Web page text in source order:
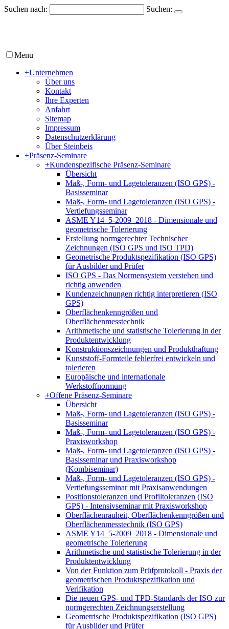
Suchen nach: Suchen:
Menu
+Unternehmen
Über uns
Kontakt
Ihre Experten
Anfahrt
Sitemap
Impressum
Datenschutzerklärung
Über Steinbeis
+Präsenz-Seminare
+Kundenspezifische Präsenz-Seminare
Übersicht
Maß-, Form- und Lagetoleranzen (ISO GPS) -
Basisseminar
Maß-, Form- und Lagetoleranzen (ISO GPS) -
Vertiefungsseminar
ASME Y14_5-2009_2018 - Dimensionale und
geometrische Tolerierung
Erstellung normgerechter Technischer
Zeichnungen (ISO GPS und ISO TPD)
Geometrische Produktspezifikation (ISO GPS)
für Ausbilder und Prüfer
ISO GPS - Das Normensystem verstehen und
richtig anwenden
Kundenzeichnungen richtig interpretieren (ISO
GPS)
Oberflächenkenngrößen und
Oberflächenmesstechnik
Arithmetische und statistische Tolerierung in der
Produktentwicklung
Konstruktionszeichnungen und Produkthaftung
Kunststoff-Formteile fehlerfrei entwickeln und
tolerieren
Europäische und internationale
Werkstoffnormung
+Offene Präsenz-Seminare
Übersicht
Maß-, Form- und Lagetoleranzen (ISO GPS) -
Basisseminar
Maß-, Form- und Lagetoleranzen (ISO GPS) -
Praxisworkshop
Maß-, Form- und Lagetoleranzen (ISO GPS) -
Basisseminar und Praxisworkshop
(Kombiseminar)
Maß-, Form- und Lagetoleranzen (ISO GPS) -
Vertiefungsseminar mit Praxisanwendungen
Positionstoleranzen und Profiltoleranzen (ISO
GPS) - Intensivseminar mit Praxisworkshop
Oberflächenrauheit, Oberflächenkenngrößen und
Oberflächenmesstechnik (ISO GPS)
ASME Y14_5-2009_2018 - Dimensionale und
geometrische Tolerierung
Arithmetische und statistische Tolerierung in der
Produktentwicklung
Von der Funktion zum Prüfprotokoll - Praxis der
geometrischen Produktspezifikation und
Verifikation
Die neuen GPS- und TPD-Standards der ISO zur
normgerechten Zeichnungserstellung
Geometrische Produktspezifikation (ISO GPS)
für Ausbilder und Prüfer